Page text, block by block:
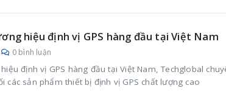
hiệu định vị GPS hàng đầu tại Việt Nam
0 bình luận
định vị GPS hàng đầu tại Việt Nam, Techglobal
các sản phẩm thiết bị định vị GPS chất lượng cao